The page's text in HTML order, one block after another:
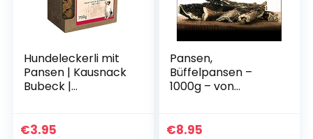
Hundeleckerli mit
Pansen | Kausnack
Bubeck |
€3.95
Pansen,
Büffelpansen –
1000g – von
€8.95